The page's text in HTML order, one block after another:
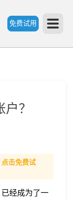
免费试用
？
点击免费试
经成为了一